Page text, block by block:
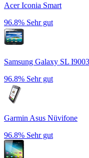
Acer Iconia Smart
96.8% Sehr gut
Samsung Galaxy SL
96.8% Sehr gut
Garmin Asus Nüvifone
96.8% Sehr gut